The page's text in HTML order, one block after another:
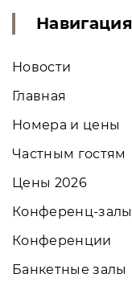
Навигация
Новости
Главная
Номера и цены
Частным гостям
Цены 2026
Конференц-залы
Конференции
Банкетные залы